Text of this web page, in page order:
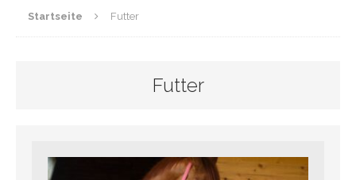
Startseite Futter
Futter